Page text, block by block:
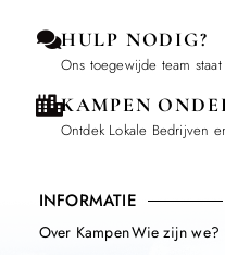
HULP NODIG?
Ons toegewijde team
KAMPEN
Ontdek Lokale Bedrijven
INFORMATIE
Over KampenWie zijn we?